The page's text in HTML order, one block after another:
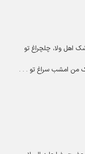
اهل ولا، چلچراغ تو
من امشب سراغ تو . . .